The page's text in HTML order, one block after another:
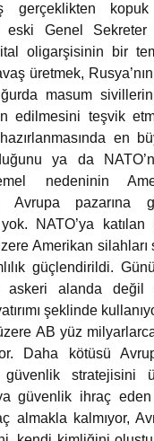
gerçeklikten
eski Genel Sekreter
oligarşisinin bir
üretmek,
masum
edilmesini teşvik
en
ya da
nedeninin
Avrupa pazarına
NATO’ya
Amerikan silahları
güçlendirildi.
askeri alanda
şeklinde
AB yüz
Daha kötüsü
stratejisini
güvenlik ihraç eden
almakla kalmıyor,